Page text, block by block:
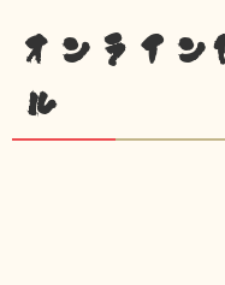
オンライ
ル